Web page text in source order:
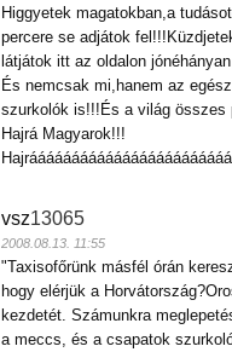
Higgyetek magatokban,a
percere se adjátok
látjátok itt az oldalon
És nemcsak mi,hanem az
szurkolók is!!!És a világ összes
Hajrá Magyarok!!!
vsz13065
2008.08.13. 11:55
"Taxisofőrünk másfél órán
hogy elérjük a
kezdetét. Számunkra
a meccs, és a csapatok